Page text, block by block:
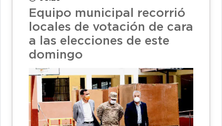
Equipo municipal recorrió
locales de votación de cara
a las elecciones de este
domingo